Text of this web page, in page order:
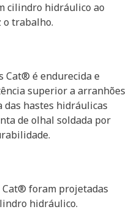
cilindro hidráulico ao
o trabalho.
Cat® é endurecida e
superior a arranhões
das hastes hidráulicas
de olhal soldada por
foram projetadas
hidráulico.